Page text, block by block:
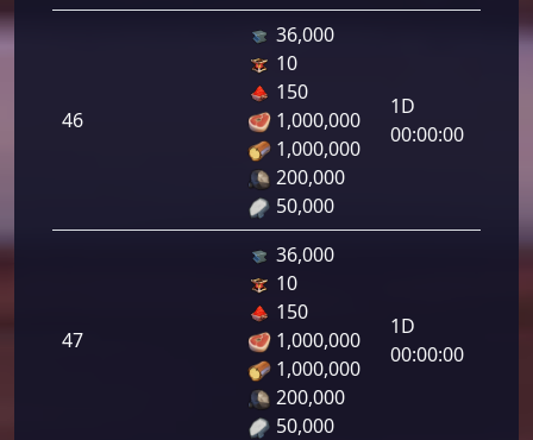
46
36,000
10
150
1,000,000
1,000,000
200,000
50,000
1D
00:00:00
47
36,000
10
150
1,000,000
1,000,000
200,000
50,000
1D
00:00:00